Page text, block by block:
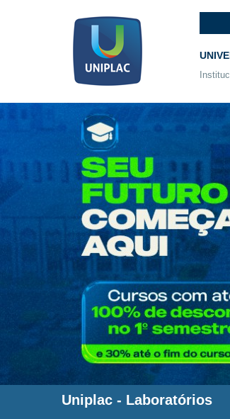
Uniplac - Laboratórios